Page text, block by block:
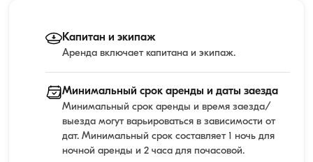
Капитан и экипаж
Аренда включает капитана и экипаж.
Минимальный срок аренды и даты заезда
Минимальный срок аренды и время заезда/
выезда могут варьироваться в зависимости от
дат. Минимальный срок составляет 1 ночь для
ночной аренды и 2 часа для почасовой.